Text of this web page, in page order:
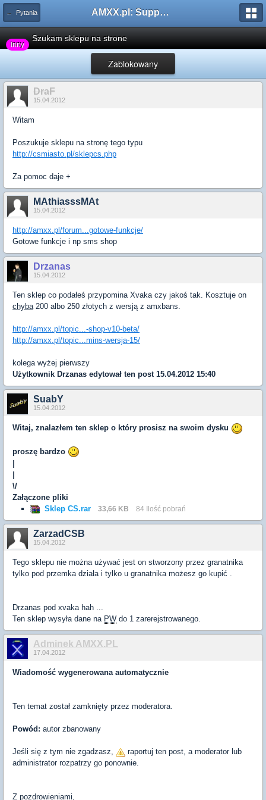
← Pytania AMXX.pl: Support AMX Mod X i SourceMod
Inny
Szukam sklepu na strone
Zablokowany
DraF
15.04.2012
Witam
Poszukuje sklepu na stronę tego typu
http://csmiasto.pl/sklepcs.php
Za pomoc daje +
MAthiasssMAt
15.04.2012
http://amxx.pl/forum...gotowe-funkcje/
Gotowe funkcje i np sms shop
Drzanas
15.04.2012
Ten sklep co podałeś przypomina Xvaka czy jakoś tak. Kosztuje on
chyba200 albo 250 złotych z wersją z amxbans.
http://amxx.pl/topic...-shop-v10-beta/
http://amxx.pl/topic...mins-wersja-15/
kolega wyżej pierwszy
Użytkownik Drzanas edytował ten post 15.04.2012 15:40
SuabY
15.04.2012
Witaj, znalazłem ten sklep o który prosisz na swoim dysku
proszę bardzo
\/
Załączone pliki
Sklep CS.rar
33,66 KB 84 Ilość pobrań
ZarzadCSB
15.04.2012
Tego sklepu nie można używać jest on stworzony przez granatnika
tylko pod przemka działa i tylko u granatnika możesz go kupić .
Drzanas pod xvaka hah ...
Ten sklep wysyła dane na PW do 1 zarerejstrowanego.
Adminek AMXX.PL
17.04.2012
Wiadomość wygenerowana automatycznie
Ten temat został zamknięty przez moderatora.
Powód: autor zbanowany
Jeśli się z tym nie zgadzasz,
raportuj ten post, a moderator lub
administrator rozpatrzy go ponownie.
Z pozdrowieniami,